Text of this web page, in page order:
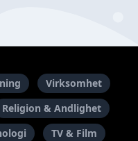
Virksomhet
Religion & Andlighet
TV & Film